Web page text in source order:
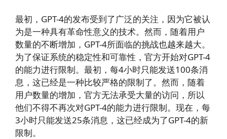
最初，GPT-4的发布受到了广泛的关注，因为它被认
为是一种具有革命性意义的技术。然而，随着用户
数量的不断增加，GPT-4所面临的挑战也越来越大。
为了保证系统的稳定性和可靠性，官方开始对GPT-4
的能力进行限制。最初，每4小时只能发送100条消
息，这已经是一种比较严格的限制了。然而，随着
用户数量的增加，官方无法承受大量的访问，所以
他们不得不再次对GPT-4的能力进行限制。现在，每
3小时只能发送25条消息，这已经成为了GPT-4的新
限制。